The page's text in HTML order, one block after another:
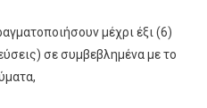
μέχρι έξι (6)
σε συμβεβλημένα με το